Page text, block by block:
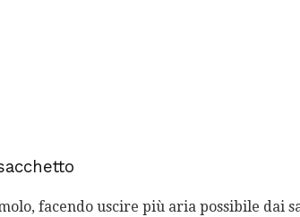
facendo uscire più aria possibile dai